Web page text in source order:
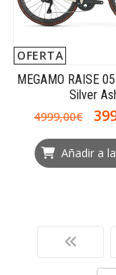
OFERTA
MEGAMO RAISE
Silver
4999,00€
Añadir a